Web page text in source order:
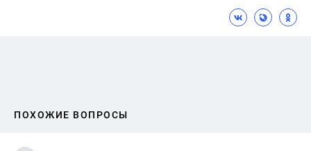
ПОХОЖИЕ ВОПРОСЫ